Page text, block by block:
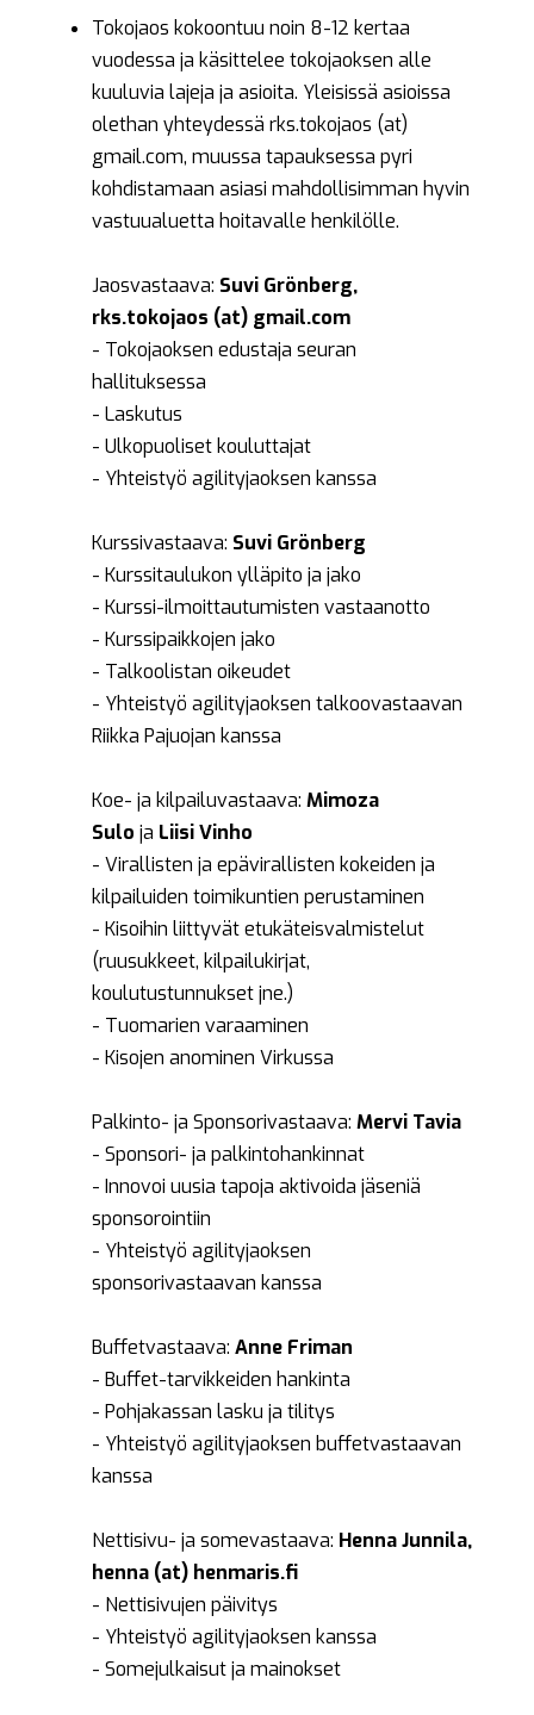
Tokojaos kokoontuu noin 8-12 kertaa
vuodessa ja käsittelee tokojaoksen alle
kuuluvia lajeja ja asioita. Yleisissä asioissa
olethan yhteydessä rks.tokojaos (at)
gmail.com, muussa tapauksessa pyri
kohdistamaan asiasi mahdollisimman hyvin
vastuualuetta hoitavalle henkilölle.
Jaosvastaava: Suvi Grönberg,
rks.tokojaos (at) gmail.com
- Tokojaoksen edustaja seuran
hallituksessa
- Laskutus
- Ulkopuoliset kouluttajat
- Yhteistyö agilityjaoksen kanssa
Kurssivastaava: Suvi Grönberg
- Kurssitaulukon ylläpito ja jako
- Kurssi-ilmoittautumisten vastaanotto
- Kurssipaikkojen jako
- Talkoolistan oikeudet
- Yhteistyö agilityjaoksen talkoovastaavan
Riikka Pajuojan kanssa
Koe- ja kilpailuvastaava: Mimoza
Sulo ja Liisi Vinho
- Virallisten ja epävirallisten kokeiden ja
kilpailuiden toimikuntien perustaminen
- Kisoihin liittyvät etukäteisvalmistelut
(ruusukkeet, kilpailukirjat,
koulutustunnukset jne.)
- Tuomarien varaaminen
- Kisojen anominen Virkussa
Palkinto- ja Sponsorivastaava: Mervi Tavia
- Sponsori- ja palkintohankinnat
- Innovoi uusia tapoja aktivoida jäseniä
sponsorointiin
- Yhteistyö agilityjaoksen
sponsorivastaavan kanssa
Buffetvastaava: Anne Friman
- Buffet-tarvikkeiden hankinta
- Pohjakassan lasku ja tilitys
- Yhteistyö agilityjaoksen buffetvastaavan
kanssa
Nettisivu- ja somevastaava: Henna Junnila,
henna (at) henmaris.fi
- Nettisivujen päivitys
- Yhteistyö agilityjaoksen kanssa
- Somejulkaisut ja mainokset